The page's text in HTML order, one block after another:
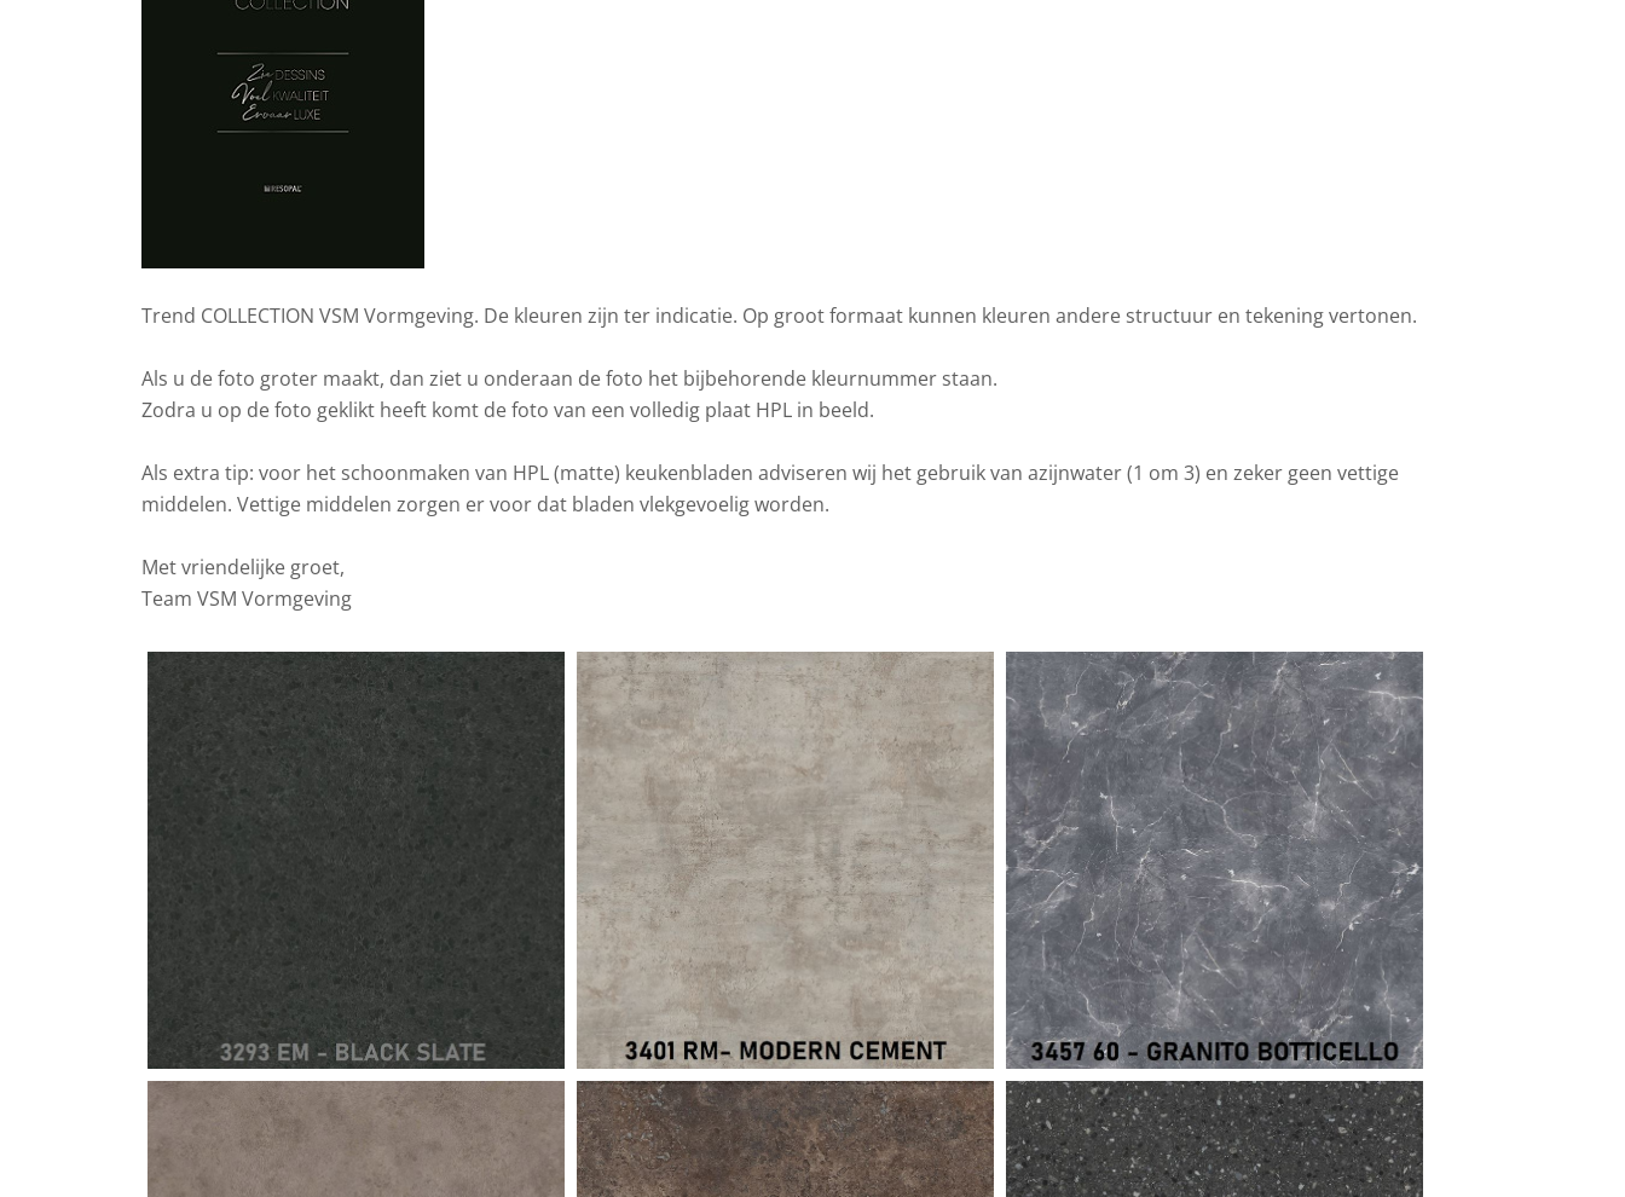
Trend COLLECTION VSM Vormgeving. De kleuren zijn ter indicatie. Op groot formaat kunnen kleuren andere structuur en tekening vertonen.
Als u de foto groter maakt, dan ziet u onderaan de foto het bijbehorende kleurnummer staan.
Zodra u op de foto geklikt heeft komt de foto van een volledig plaat HPL in beeld.
Als extra tip: voor het schoonmaken van HPL (matte) keukenbladen adviseren wij het gebruik van azijnwater (1 om 3) en zeker geen vettige
middelen. Vettige middelen zorgen er voor dat bladen vlekgevoelig worden.
Met vriendelijke groet,
Team VSM Vormgeving